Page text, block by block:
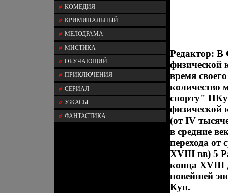
КОМЕДИЯ
КРИМИНАЛЬНЫЙ
МЕЛОДРАМА
МИСТИКА
ОБУЧАЮЩИЙ
ПРИКЛЮЧЕНИЯ
СЕРИАЛ
УЖАСЫ
ФАНТАСТИКА
Редактор: В
физической
время
количество
спорту"
физической
(от IV
в средние
перехода от
XVIII вв) 5
конца XVIII
новейшей
Кун.